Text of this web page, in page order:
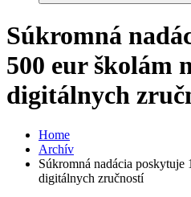
Súkromná
500 eur školám
digitálnych
Home
Archív
Súkromná nadácia poskytuje
digitálnych zručností